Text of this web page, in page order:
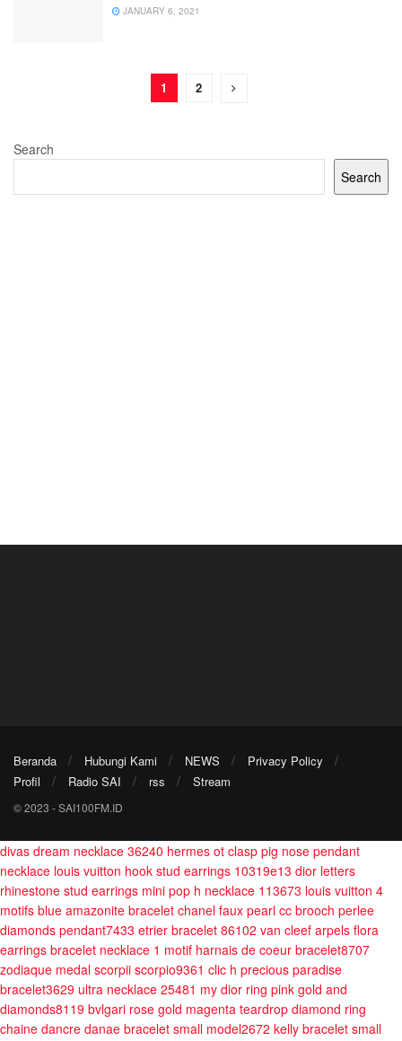
JANUARY 6, 2021
1 2
Search
Search
Beranda Hubungi Kami NEWS
Privacy Policy
Profil
Radio SAI rss Stream
© 2023 - SAI100FM.ID
divas dream necklace 36240 hermes ot clasp pig nose pendant
necklace louis vuitton hook stud earrings 10319e13 dior letters
rhinestone stud earrings mini pop h necklace 113673 louis vuitton 4
motifs blue amazonite bracelet chanel faux pearl cc brooch perlee
diamonds pendant7433 etrier bracelet 86102 van cleef arpels flora
earrings bracelet necklace 1 motif harnais de coeur bracelet8707
zodiaque medal scorpii scorpio9361 clic h precious paradise
bracelet3629 ultra necklace 25481 my dior ring pink gold and
diamonds8119 bvlgari rose gold magenta teardrop diamond ring
chaine dancre danae bracelet small model2672 kelly bracelet small